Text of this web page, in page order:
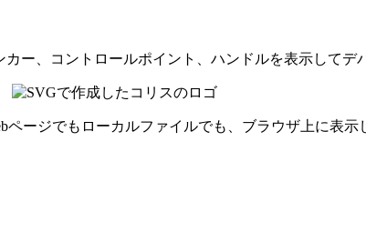
ー、コントロールポイント、ハンドルを表示してデ
ページでもローカルファイルでも、ブラウザ上に表示